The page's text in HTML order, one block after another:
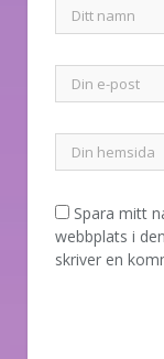
Spara mitt
webbplats i
skriver en